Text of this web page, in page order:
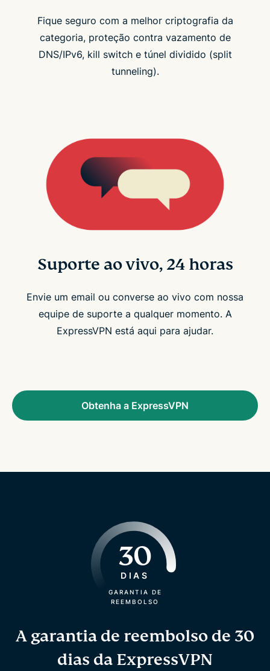
Fique seguro com a melhor criptografia da
categoria, proteção contra vazamento de
DNS/IPv6, kill switch e túnel dividido (split
tunneling).
Suporte ao vivo, 24 horas
Envie um email ou converse ao vivo com nossa
equipe de suporte a qualquer momento. A
ExpressVPN está aqui para ajudar.
Obtenha a ExpressVPN
30
DIAS
GARANTIA DE
REEMBOLSO
A garantia de reembolso de 30
dias da ExpressVPN